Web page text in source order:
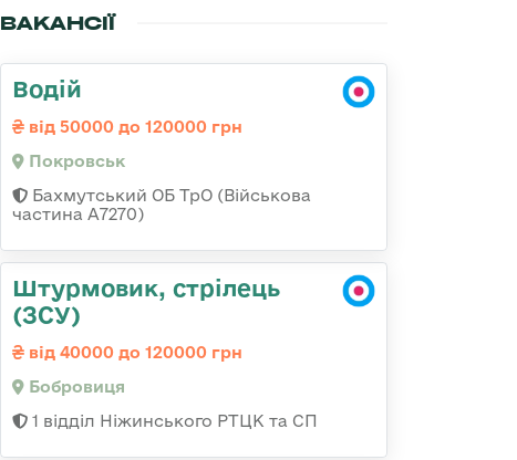
ВАКАНСІЇ
Водій
від 50000 до 120000 грн
Покровськ
Бахмутський ОБ ТрО (Військова
частина А7270)
Штурмовик, стрілець
(ЗСУ)
від 40000 до 120000 грн
Бобровиця
1 відділ Ніжинського РТЦК та СП